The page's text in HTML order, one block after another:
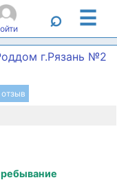
⌕ ☰
г.Рязань №2